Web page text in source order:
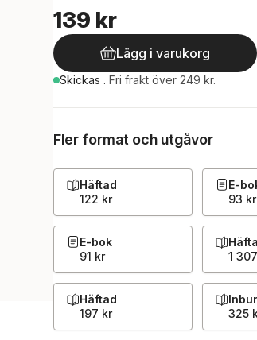
139 kr
Lägg i varukorg
Skickas . Fri frakt över 249 kr.
Fler format och utgåvor
Häftad
122 kr
E-
93 kr
E-bok
91 kr
1
Häftad
197 kr
325